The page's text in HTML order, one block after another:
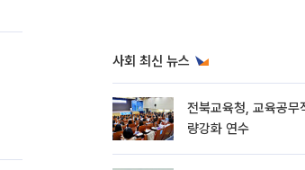
사회 최신 뉴스
전북교육청, 교육공무
량강화 연수